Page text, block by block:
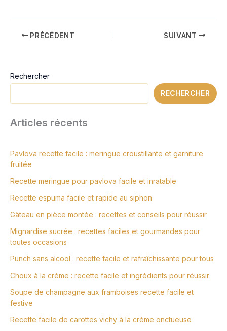
PRÉCÉDENT SUIVANT
Rechercher
RECHERCHER
Articles récents
Pavlova recette facile : meringue croustillante et garniture
fruitée
Recette meringue pour pavlova facile et inratable
Recette espuma facile et rapide au siphon
Gâteau en pièce montée : recettes et conseils pour réussir
Mignardise sucrée : recettes faciles et gourmandes pour
toutes occasions
Punch sans alcool : recette facile et rafraîchissante pour tous
Choux à la crème : recette facile et ingrédients pour réussir
Soupe de champagne aux framboises recette facile et
festive
Recette facile de carottes vichy à la crème onctueuse